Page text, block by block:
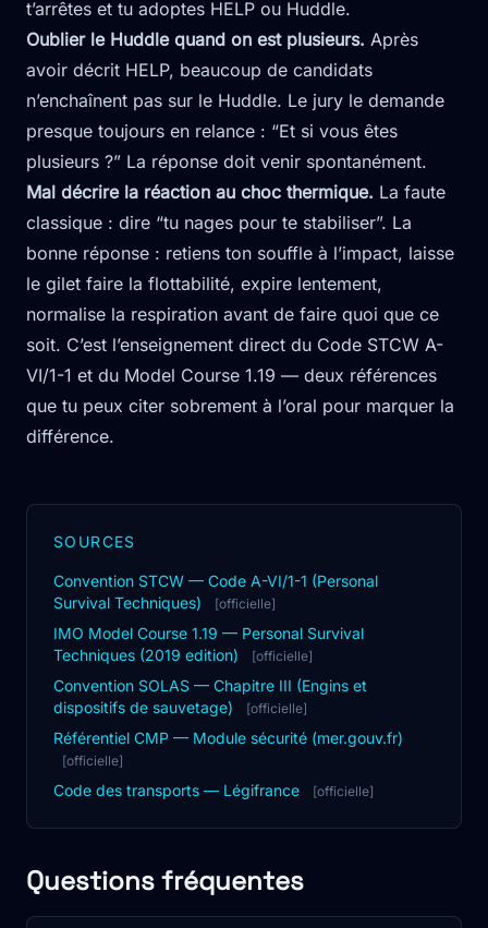
t’arrêtes et tu adoptes HELP ou Huddle.
Oublier le Huddle quand on est plusieurs. Après
avoir décrit HELP, beaucoup de candidats
n’enchaînent pas sur le Huddle. Le jury le demande
presque toujours en relance : “Et si vous êtes
plusieurs ?” La réponse doit venir spontanément.
Mal décrire la réaction au choc thermique. La faute
classique : dire “tu nages pour te stabiliser”. La
bonne réponse : retiens ton souffle à l’impact, laisse
le gilet faire la flottabilité, expire lentement,
normalise la respiration avant de faire quoi que ce
soit. C’est l’enseignement direct du Code STCW A-
VI/1-1 et du Model Course 1.19 — deux références
que tu peux citer sobrement à l’oral pour marquer la
différence.
SOURCES
Convention STCW — Code A-VI/1-1 (Personal
Survival Techniques)
[officielle]
IMO Model Course 1.19 — Personal Survival
Techniques (2019 edition)
[officielle]
Convention SOLAS — Chapitre III (Engins et
dispositifs de sauvetage)
[officielle]
Référentiel CMP — Module sécurité (mer.gouv.fr)
[officielle]
Code des transports — Légifrance [officielle]
Questions fréquentes